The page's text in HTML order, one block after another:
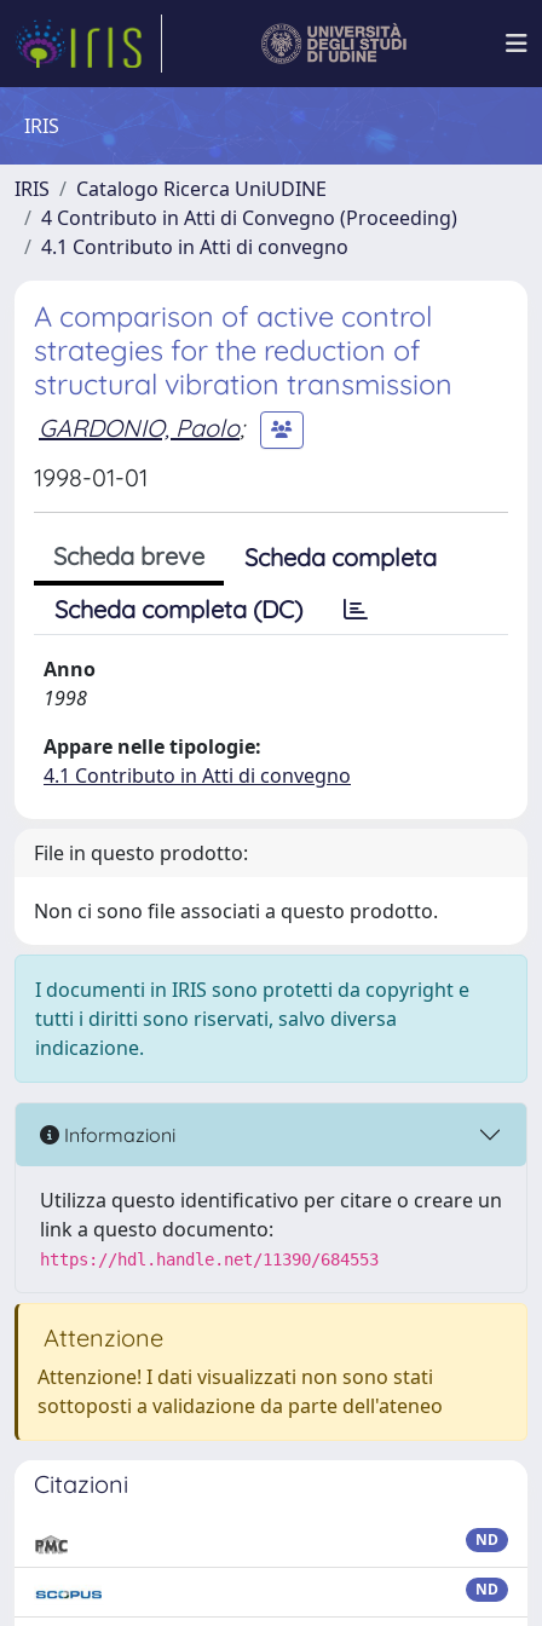
IRIS
IRIS
Catalogo Ricerca UniUDINE
4 Contributo in Atti di Convegno (Proceeding)
4.1 Contributo in Atti di convegno
A comparison of active control
strategies for the reduction of
structural vibration transmission
GARDONIO, Paolo;
1998-01-01
Scheda breve
Scheda completa
Scheda completa (DC)
Anno
1998
Appare nelle tipologie:
4.1 Contributo in Atti di convegno
File in questo prodotto:
Non ci sono file associati a questo prodotto.
I documenti in IRIS sono protetti da copyright e
tutti i diritti sono riservati, salvo diversa
indicazione.
Informazioni
Utilizza questo identificativo per citare o creare un
link a questo documento:
https://hdl.handle.net/11390/684553
Attenzione
Attenzione! I dati visualizzati non sono stati
sottoposti a validazione da parte dell'ateneo
Citazioni
ND
ND